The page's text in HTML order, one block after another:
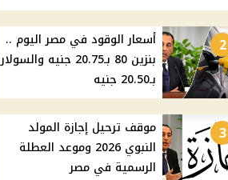
2
أسعار الوقود في مصر اليوم ..
بنزين 80 بـ20.75 جنيه والسولار
بـ20.50 جنيه
3
موقف ترحيل إجازة المولد
النبوي 2026 وموعد العطلة
الرسمية في مصر